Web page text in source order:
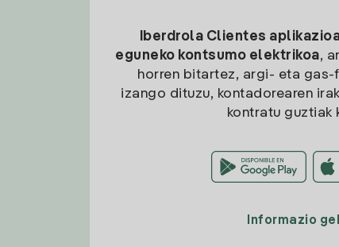
Iberdrola Clientes
eguneko kontsumo elektrikoa,
horren bitartez, argi- eta gas-
izango dituzu, kontadorearen
kontratu guztiak
Informazio